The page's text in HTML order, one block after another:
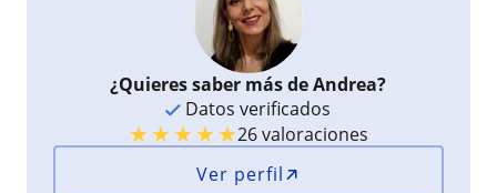
¿Quieres saber más de Andrea?
Datos verificados
★★★★★26 valoraciones
Ver perfil